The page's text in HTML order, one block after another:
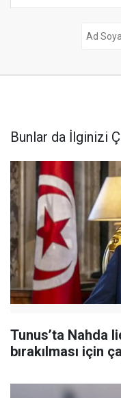
Bunlar da İlginizi
Tunus’ta Nahda
bırakılması için